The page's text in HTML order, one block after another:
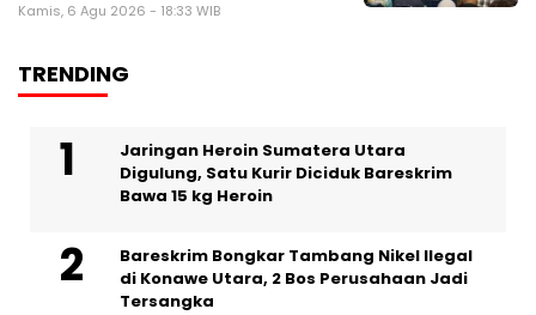
Kamis, 6 Agu 2026 - 18:33 WIB
TRENDING
Jaringan Heroin Sumatera Utara
Digulung, Satu Kurir Diciduk Bareskrim
Bawa 15 kg Heroin
Bareskrim Bongkar Tambang Nikel Ilegal
di Konawe Utara, 2 Bos Perusahaan Jadi
Tersangka